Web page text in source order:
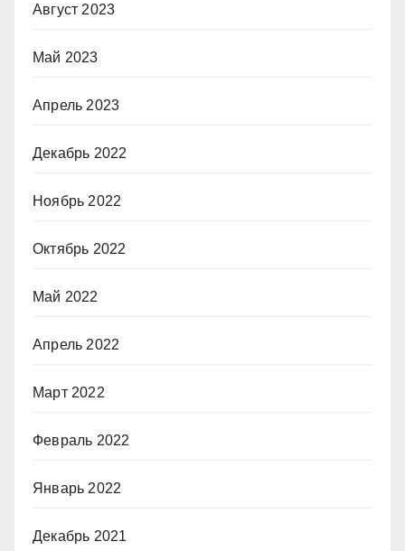
Август 2023
Май 2023
Апрель 2023
Декабрь 2022
Ноябрь 2022
Октябрь 2022
Май 2022
Апрель 2022
Март 2022
Февраль 2022
Январь 2022
Декабрь 2021